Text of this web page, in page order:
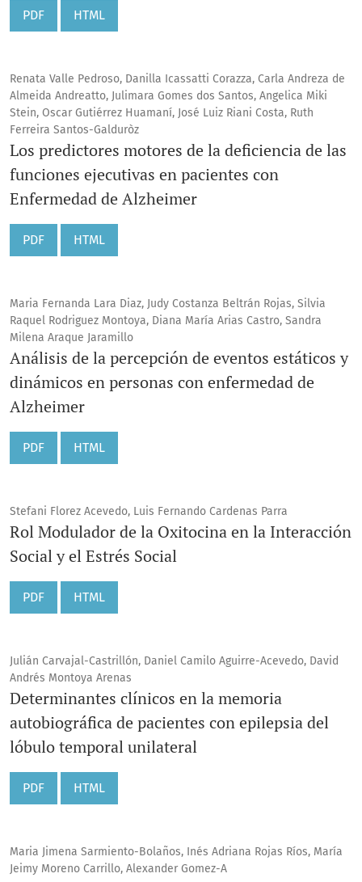
PDF HTML
Renata Valle Pedroso, Danilla Icassatti Corazza, Carla Andreza de
Almeida Andreatto, Julimara Gomes dos Santos, Angelica Miki
Stein, Oscar Gutiérrez Huamaní, José Luiz Riani Costa, Ruth
Ferreira Santos-Galduròz
Los predictores motores de la deficiencia de las
funciones ejecutivas en pacientes con
Enfermedad de Alzheimer
PDF HTML
Maria Fernanda Lara Diaz, Judy Costanza Beltrán Rojas, Silvia
Raquel Rodriguez Montoya, Diana María Arias Castro, Sandra
Milena Araque Jaramillo
Análisis de la percepción de eventos estáticos y
dinámicos en personas con enfermedad de
Alzheimer
PDF HTML
Stefani Florez Acevedo, Luis Fernando Cardenas Parra
Rol Modulador de la Oxitocina en la Interacción
Social y el Estrés Social
PDF HTML
Julián Carvajal-Castrillón, Daniel Camilo Aguirre-Acevedo, David
Andrés Montoya Arenas
Determinantes clínicos en la memoria
autobiográfica de pacientes con epilepsia del
lóbulo temporal unilateral
PDF HTML
Maria Jimena Sarmiento-Bolaños, Inés Adriana Rojas Ríos, María
Jeimy Moreno Carrillo, Alexander Gomez-A